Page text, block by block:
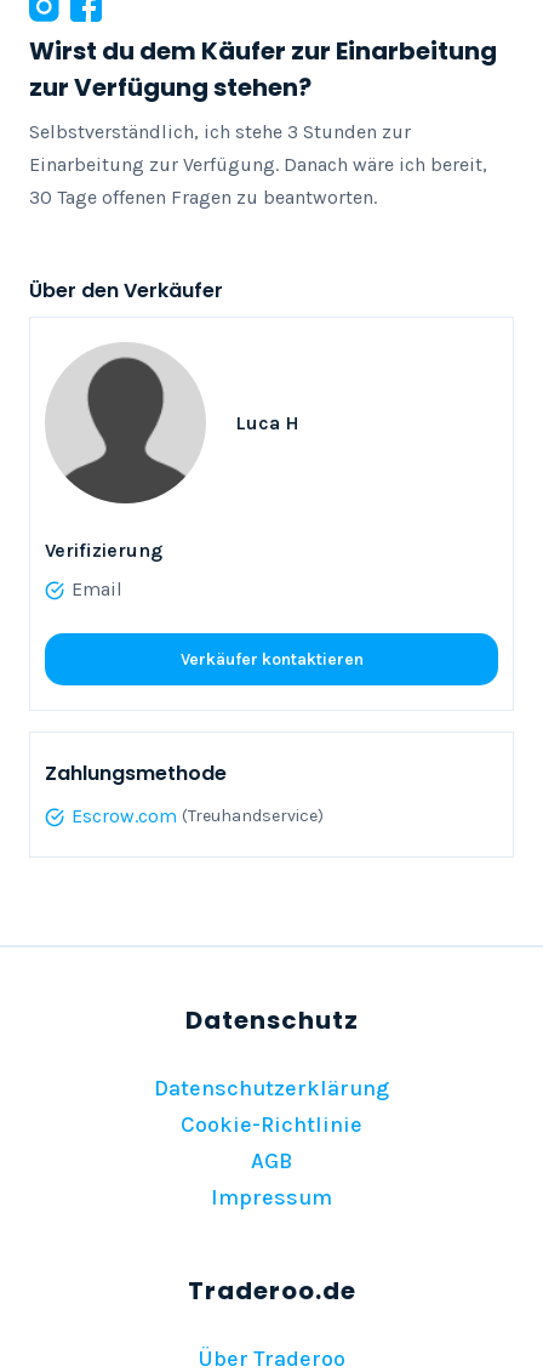
Wirst du dem Käufer zur Einarbeitung
zur Verfügung stehen?
Selbstverständlich, ich stehe 3 Stunden zur
Einarbeitung zur Verfügung. Danach wäre ich bereit,
30 Tage offenen Fragen zu beantworten.
Über den Verkäufer
Luca H
Verifizierung
Email
Verkäufer kontaktieren
Zahlungsmethode
Escrow.com (Treuhandservice)
Datenschutzerklärung
Cookie-Richtlinie
AGB
Impressum
Über Traderoo